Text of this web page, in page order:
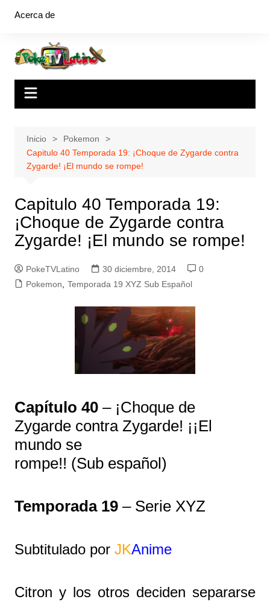
Acerca de
Inicio
Pokemon
Capitulo 40 Temporada 19: ¡Choque de Zygarde contra
Zygarde! ¡El mundo se rompe!
Capitulo 40 Temporada 19:
¡Choque de Zygarde contra
Zygarde! ¡El mundo se rompe!
PokeTVLatino 30 diciembre, 2014
0
Pokemon
Temporada 19 XYZ Sub Español
Capítulo 40– ¡Choque de
Zygarde contra Zygarde! ¡¡El
mundo se
rompe!! (Sub español)
Temporada 19– Serie XYZ
Subtitulado por JKAnime
Citron y los otros deciden separarse